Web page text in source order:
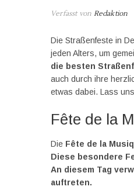
Verfasst von Redaktion
Die Straßenfeste in
jeden Alters, um
die besten
auch durch ihre
etwas dabei. Lass
Fête de la
Die Fête de la
Diese besondere
An diesem Tag
auftreten.